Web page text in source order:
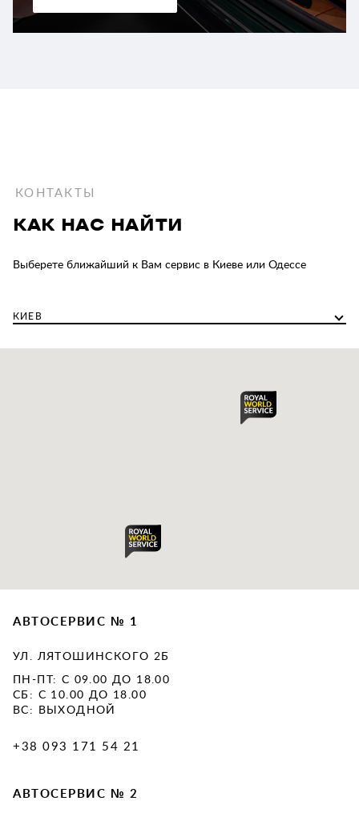
КОНТАКТЫ
КАК НАС НАЙТИ
Выберете ближайший к Вам сервис в Киеве или Одессе
КИЕВ
АВТОСЕРВИС № 1
УЛ. ЛЯТОШИНСКОГО 2Б
ПН-ПТ: С 09.00 ДО 18.00
СБ: С 10.00 ДО 18.00
ВС: ВЫХОДНОЙ
+38 093 171 54 21
АВТОСЕРВИС № 2